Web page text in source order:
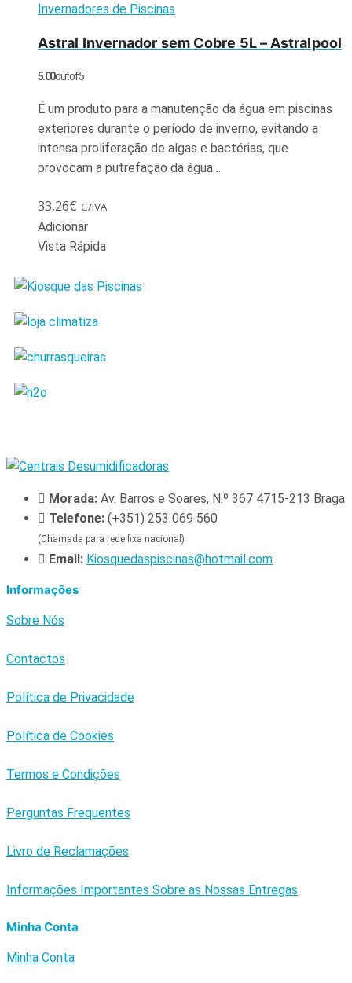
Invernadores de Piscinas
Astral Invernador sem Cobre 5L – Astralpool
5.00out of 5
É um produto para a manutenção da água em piscinas
exteriores durante o período de inverno, evitando a
intensa proliferação de algas e bactérias, que
provocam a putrefação da água…
33,26€ C/IVA
Adicionar
Vista Rápida
Morada: Av. Barros e Soares, N.º 367 4715-213 Braga
Telefone: (+351) 253 069 560
(Chamada para rede fixa nacional)
Email: Kiosquedaspiscinas@hotmail.com
Informações
Sobre Nós
Contactos
Política de Privacidade
Política de Cookies
Termos e Condições
Perguntas Frequentes
Livro de Reclamações
Informações Importantes Sobre as Nossas Entregas
Minha Conta
Minha Conta